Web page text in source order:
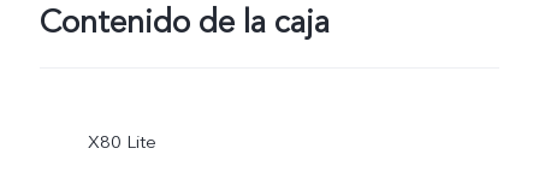
Contenido de la caja
X80 Lite